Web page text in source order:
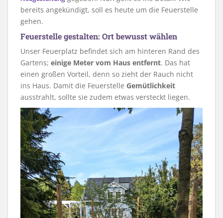
bereits angekündigt, soll es heute um die Feuerstelle
gehen.
Feuerstelle gestalten: Ort bewusst wählen
Unser Feuerplatz befindet sich am hinteren Rand des
Gartens; einige Meter vom Haus entfernt. Das hat
einen großen Vorteil, denn so zieht der Rauch nicht
ins Haus. Damit die Feuerstelle Gemütlichkeit
ausstrahlt, sollte sie zudem etwas versteckt liegen.